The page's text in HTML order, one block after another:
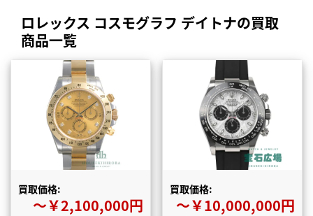
ロレックス コスモグラフ デイトナの買取
商品一覧
買取価格:
〜￥2,100,000円
買取価格:
〜￥10,000,000円